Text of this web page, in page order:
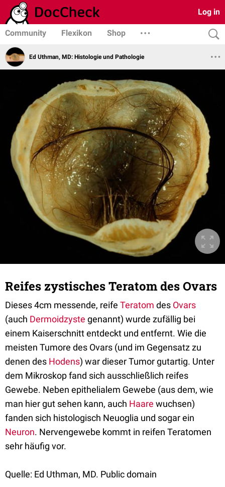
Log in
Community Flexikon Shop
Ed Uthman, MD: Histologie und Pathologie
Reifes zystisches Teratom des Ovars
Dieses 4cm messende, reife Teratom des Ovars
(auch Dermoidzyste genannt) wurde zufällig bei
einem Kaiserschnitt entdeckt und entfernt. Wie die
meisten Tumore des Ovars (und im Gegensatz zu
denen des Hodens) war dieser Tumor gutartig. Unter
dem Mikroskop fand sich ausschließlich reifes
Gewebe. Neben epithelialem Gewebe (aus dem, wie
man hier gut sehen kann, auch Haare wuchsen)
fanden sich histologisch Neuoglia und sogar ein
Neuron. Nervengewebe kommt in reifen Teratomen
sehr häufig vor.
Quelle: Ed Uthman, MD. Public domain